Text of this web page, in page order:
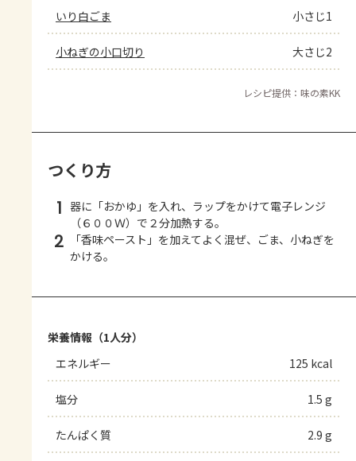
いり白ごま 小さじ1
小ねぎの小口切り 大さじ2
レシピ提供：味の素KK
つくり方
1 器に「おかゆ」を入れ、ラップをかけて電子レンジ
（６００Ｗ）で２分加熱する。
2
「香味ペースト」を加えてよく混ぜ、ごま、小ねぎを
かける。
栄養情報（1人分）
エネルギー
125 kcal
塩分 1.5 g
たんぱく質 2.9 g